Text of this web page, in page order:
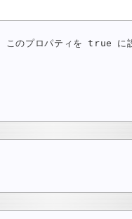
このプロパティを true に